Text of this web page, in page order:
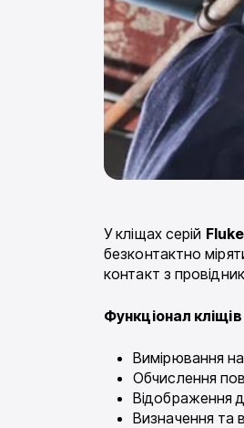
У кліщах серій
безконтактно
контакт з
Функціонал
Вимірювання
Обчислення
Відображення
Визначення та